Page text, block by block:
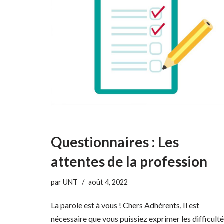
Questionnaires : Les
attentes de la profession
parUNT août 4, 2022
La parole est à vous ! Chers Adhérents, Il est
nécessaire que vous puissiez exprimer les